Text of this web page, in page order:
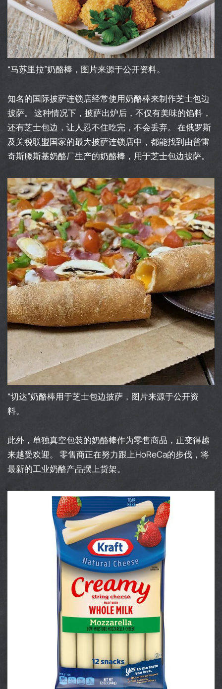
“马苏里拉”奶酪棒，图片来源于公开资料。
知名的国际披萨连锁店经常使用奶酪棒来制作芝士包边
披萨。 这种情况下，披萨出炉后，不仅有美味的馅料，
还有芝士包边，让人忍不住吃完，不会丢弃。 在俄罗斯
及关税联盟国家的最大披萨连锁店中，都能找到由普雷
奇斯滕斯基奶酪厂生产的奶酪棒，用于芝士包边披萨。
“切达”奶酪棒用于芝士包边披萨，图片来源于公开资
料。
此外，单独真空包装的奶酪棒作为零售商品，正变得越
来越受欢迎。 零售商正在努力跟上HoReCa的步伐，将
最新的工业奶酪产品摆上货架。